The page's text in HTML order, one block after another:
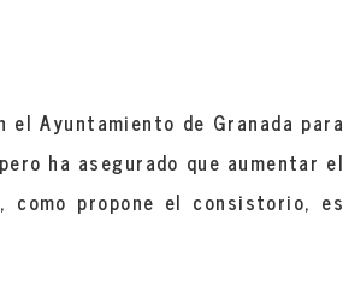
Ayuntamiento de Granada para
ha asegurado que aumentar el
propone el consistorio, es